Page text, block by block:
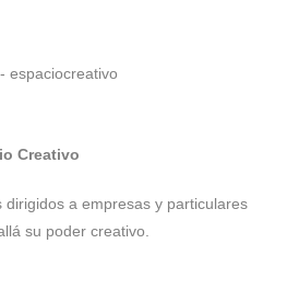
espaciocreativo
Creativo
dirigidos a empresas y particulares
su poder creativo.